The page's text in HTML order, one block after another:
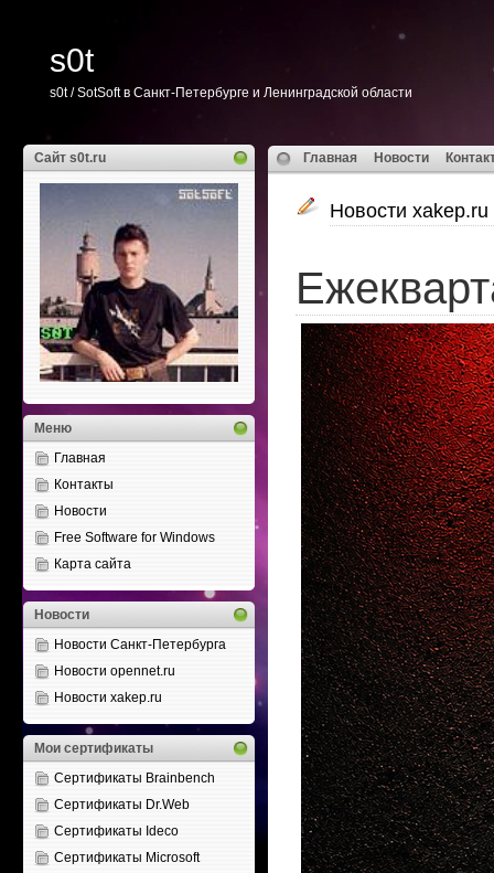
s0t
s0t / SotSoft в Санкт-Петербурге и Ленинградской области
Сайт s0t.ru
Меню
Главная
Контакты
Новости
Free Software for Windows
Карта сайта
Новости
Новости Санкт-Петербурга
Новости opennet.ru
Новости xakep.ru
Мои сертификаты
Сертификаты Brainbench
Сертификаты Dr.Web
Сертификаты Ideco
Сертификаты Microsoft
Главная Новости
Новости xakep.ru